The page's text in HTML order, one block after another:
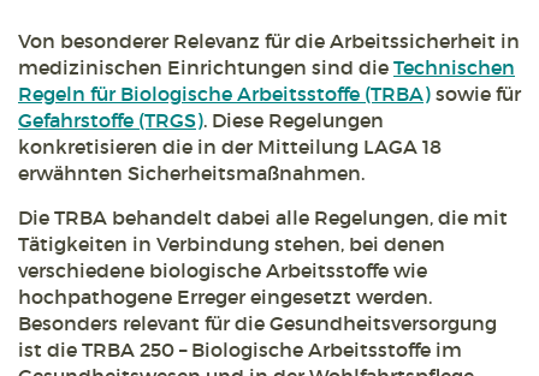
Von besonderer Relevanz für die Arbeitssicherheit in
medizinischen Einrichtungen sind die Technischen
Regeln für Biologische Arbeitsstoffe (TRBA) sowie für
Gefahrstoffe (TRGS). Diese Regelungen
konkretisieren die in der Mitteilung LAGA 18
erwähnten Sicherheitsmaßnahmen.
Die TRBA behandelt dabei alle Regelungen, die mit
Tätigkeiten in Verbindung stehen, bei denen
verschiedene biologische Arbeitsstoffe wie
hochpathogene Erreger eingesetzt werden.
Besonders relevant für die Gesundheitsversorgung
ist die TRBA 250 – Biologische Arbeitsstoffe im